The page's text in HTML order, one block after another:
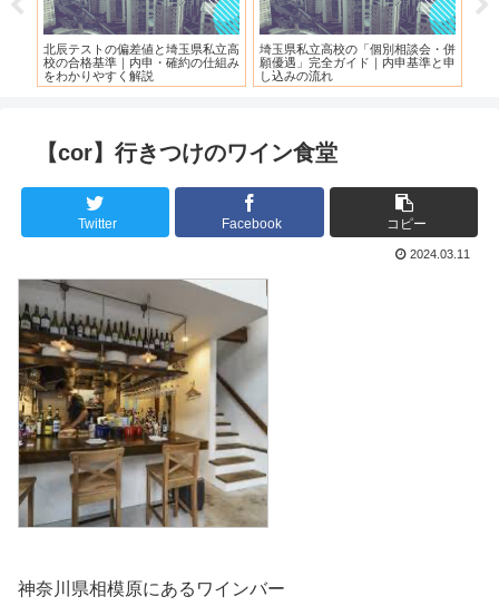
北辰テストの偏差値と埼玉県私立高
校の合格基準｜内申・確約の仕組み
をわかりやすく解説
埼玉県私立高校の「個別相談会・併
願優遇」完全ガイド｜内申基準と申
し込みの流れ
【スシロ
れている！
【cor】行きつけのワイン食堂
Twitter Facebook コピー
2024.03.11
神奈川県相模原にあるワインバー